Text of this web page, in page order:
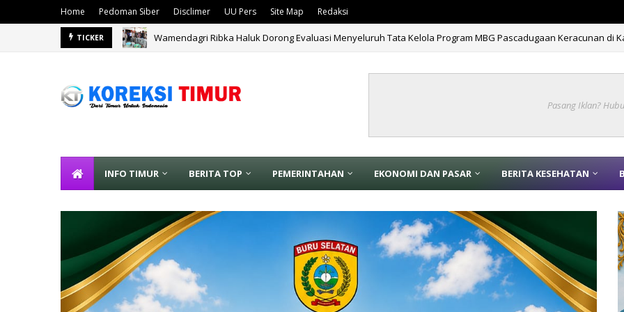
Home Pedoman Siber Disclimer UU Pers Site Map Redaksi
TICKER Wamendagri Ribka Haluk Dorong Evaluasi Menyeluruh Tata Kelola Program MBG Pascadugaan Keracunan di
Pasang Iklan?
INFO TIMUR BERITA TOP PEMERINTAHAN EKONOMI DAN PASAR BERITA KESEHATAN